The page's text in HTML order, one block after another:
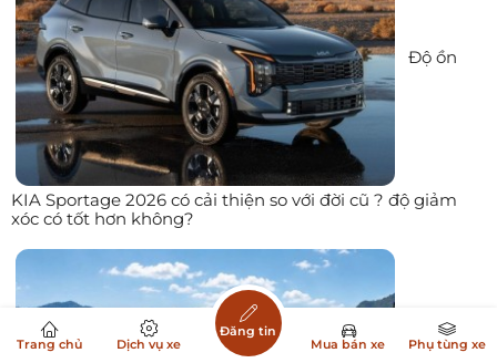
Độ ồn
KIA Sportage 2026 có cải thiện so với đời cũ ? độ giảm
xóc có tốt hơn không?
Toyota
Trang chủ Dịch vụ xe
Đăng tin
Mua bán xe
Phụ tùng xe